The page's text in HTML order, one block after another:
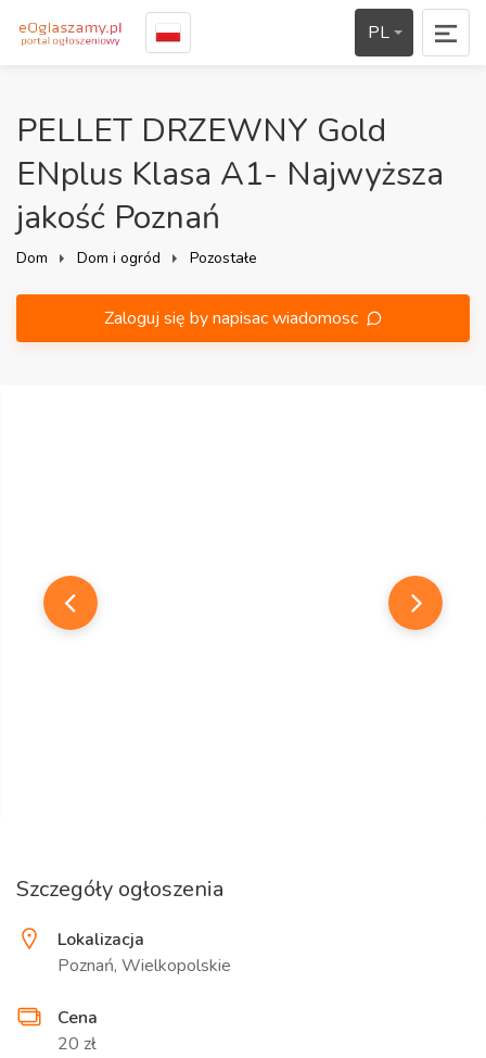
PL
PELLET DRZEWNY Gold
ENplus Klasa A1- Najwyższa
jakość Poznań
Dom Dom i ogród Pozostałe
Zaloguj się by napisac wiadomosc
Szczegóły ogłoszenia
Lokalizacja
Poznań, Wielkopolskie
Cena
20 zł